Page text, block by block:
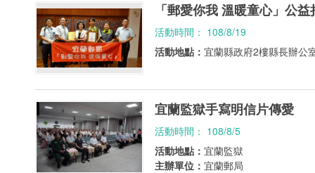
「郵愛你我 溫暖童心」公益
活動時間： 108/8/19
活動地點： 宜蘭縣政府2樓縣長辦公
宜蘭監獄手寫明信片傳愛
活動時間： 108/8/5
活動地點： 宜蘭監獄
主辦單位： 宜蘭郵局